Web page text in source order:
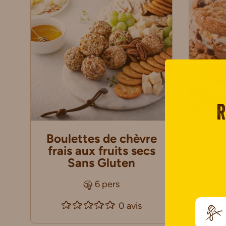
Boulettes de chèvre
frais aux fruits secs
Sans Gluten
6 pers
0 avis